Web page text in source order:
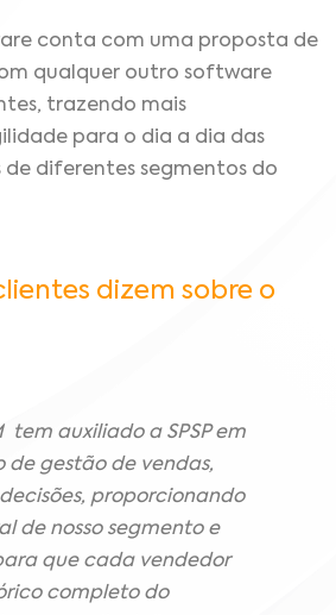
conta com uma proposta de
qualquer outro software
trazendo mais
para o dia a dia das
de diferentes segmentos do
dizem sobre o
tem auxiliado a SPSP em
de gestão de vendas,
proporcionando
de nosso segmento e
que cada vendedor
completo do